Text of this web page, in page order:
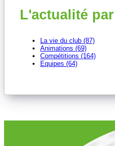
L'actualité
La vie du club (87)
Animations (69)
Compétitions (164)
Equipes (64)